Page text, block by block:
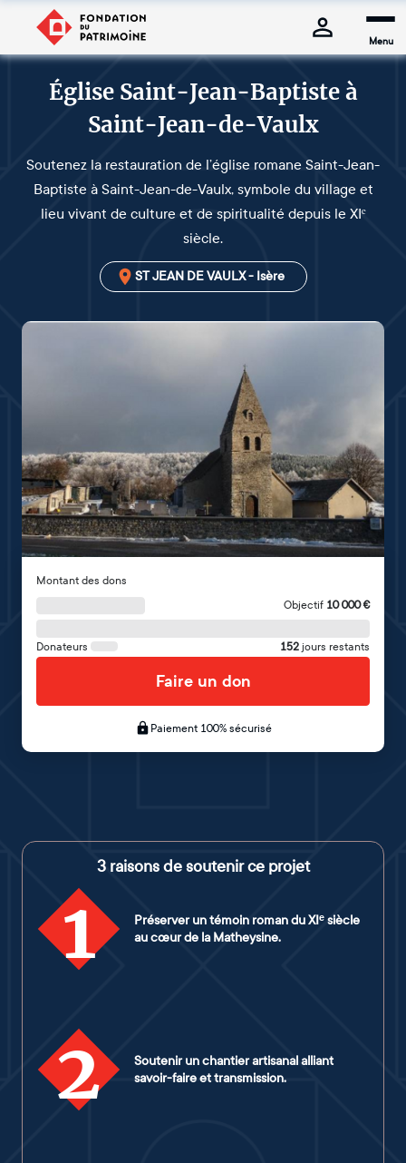
Menu
Église Saint-Jean-Baptiste à
Saint-Jean-de-Vaulx
Soutenez la restauration de l’église romane Saint-Jean-
Baptiste à Saint-Jean-de-Vaulx, symbole du village et
lieu vivant de culture et de spiritualité depuis le XIᵉ
siècle.
ST JEAN DE VAULX - Isère
Montant des dons
Objectif 10 000€
Donateurs 152 jours restants
Faire un don
Paiement 100% sécurisé
3 raisons de soutenir ce projet
1
Préserver un témoin roman du XIᵉ siècle
au cœur de la Matheysine.
2
Soutenir un chantier artisanal alliant
savoir-faire et transmission.